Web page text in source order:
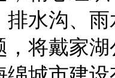
水沟、
，将戴家